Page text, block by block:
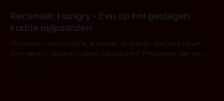
achtergrond, belooft iets kleurrijks maar onheilspellends,
iets ongrijpbaars. En dat maakt De Groen met ieder woord
waar.
Recensie: Hungry - Een op hol geslagen
kudde nijlpaarden
Na haaien, anaconda's, leeuwen en beren dachten deze
filmmakers: waarom geen nijlpaarden? Regisseur James